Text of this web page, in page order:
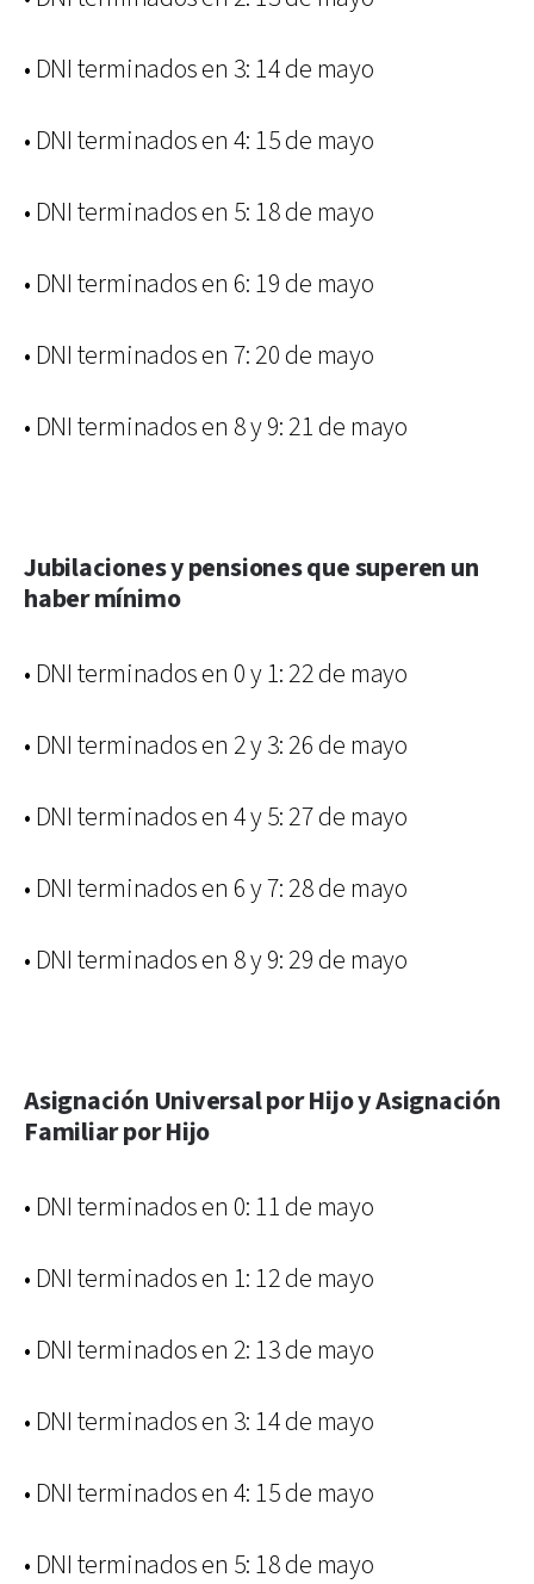
• DNI terminados en 3: 14 de mayo
• DNI terminados en 4: 15 de mayo
• DNI terminados en 5: 18 de mayo
• DNI terminados en 6: 19 de mayo
• DNI terminados en 7: 20 de mayo
• DNI terminados en 8 y 9: 21 de mayo
Jubilaciones y pensiones que superen un
haber mínimo
• DNI terminados en 0 y 1: 22 de mayo
• DNI terminados en 2 y 3: 26 de mayo
• DNI terminados en 4 y 5: 27 de mayo
• DNI terminados en 6 y 7: 28 de mayo
• DNI terminados en 8 y 9: 29 de mayo
Asignación Universal por Hijo y Asignación
Familiar por Hijo
• DNI terminados en 0: 11 de mayo
• DNI terminados en 1: 12 de mayo
• DNI terminados en 2: 13 de mayo
• DNI terminados en 3: 14 de mayo
• DNI terminados en 4: 15 de mayo
• DNI terminados en 5: 18 de mayo